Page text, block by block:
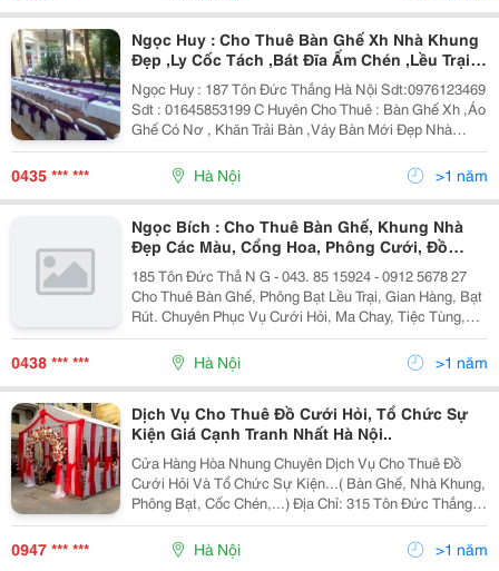
Ngọc Huy : Cho Thuê Bàn Ghế Xh Nhà Khung
Đẹp ,Ly Cốc Tách ,Bát Đĩa Ấm Chén ,Lều Trại
,Gian Hàng ,Ghế Nhựa Co Bọc , Cổng Bóng
,Cổng Hoa ,Trang Trí Phông Và Các Sự Kiện
Khác
Ngọc Huy : 187 Tôn Đức Thắng Hà Nội Sdt:0976123469
Sdt : 01645853199 C Huyên Cho Thuê : Bàn Ghế Xh ,Áo
Ghế Có Nơ , Khăn Trải Bàn ,Váy Bàn Mới Đẹp Nhà
Khung Đẹp Chuyên Phục Vụ
0435 *** *** Hà Nội >1 năm
Ngọc Bích : Cho Thuê Bàn Ghế, Khung Nhà
Đẹp Các Màu, Cổng Hoa, Phông Cưới, Đồ
Buffet, Bát Đĩa, Ly Tách, Sang Trọng, Hiện Đại
185 Tôn Đức Thắ N G - 043. 85 15924 - 0912 5678 27
Cho Thuê Bàn Ghế, Phông Bạt Lều Trại, Gian Hàng, Bạt
Rút. Chuyên Phục Vụ Cưới Hỏi, Ma Chay, Tiệc Tùng,
Sinh Nhật , Hội Nghị, Ca Nhạc, Hội Chợ Và Các Sự
Kiện Khác. Cho Thuê: - Bàn Gh
0438 *** *** Hà Nội >1 năm
Dịch Vụ Cho Thuê Đồ Cưới Hỏi, Tổ Chức Sự
Kiện Giá Cạnh Tranh Nhất Hà Nội..
Cửa Hàng Hòa Nhung Chuyên Dịch Vụ Cho Thuê Đồ
Cưới Hỏi Và Tổ Chức Sự Kiện...( Bàn Ghế, Nhà Khung,
Phông Bạt, Cốc Chén,...) Địa Chỉ: 315 Tôn Đức Thắng,
Đống Đa, Hà Nội Hotline Liên Hệ: 0947.522.142 Tại Đây
Chúng Tôi Có Rất Nhiều Mẫu Mã Tra
0947 *** *** Hà Nội >1 năm